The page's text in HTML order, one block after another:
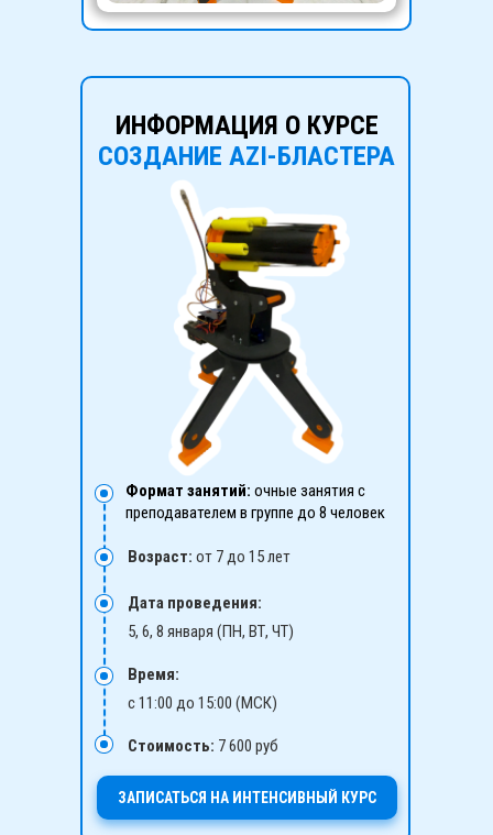
Формат занятий: очные занятия с
преподавателем в группе до 8 человек
ИНФОРМАЦИЯ О КУРСЕ
СОЗДАНИЕ AZI-БЛАСТЕРА
Возраст: от 7 до 15 лет
Дата проведения:
5, 6, 8 января (ПН, ВТ, ЧТ)
Стоимость: 7600 руб
Время:
с 11:00 до 15:00 (МСК)
ЗАПИСАТЬСЯ НА ИНТЕНСИВНЫЙ КУРС